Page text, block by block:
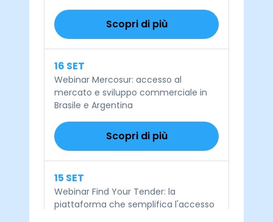
Scopri di più
16 SET
Webinar Mercosur: accesso al
mercato e sviluppo commerciale in
Brasile e Argentina
Scopri di più
15 SET
Webinar Find Your Tender: la
piattaforma che semplifica l'accesso